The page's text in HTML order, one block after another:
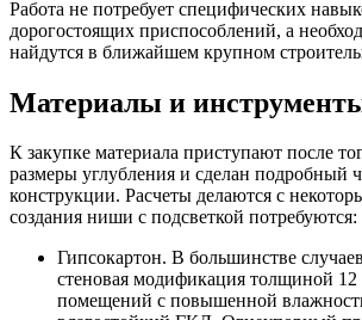
Работа не потребует специфических
дорогостоящих приспособлений, а
найдутся в ближайшем крупном
Материалы и
К закупке материала приступают после
размеры углубления и сделан подробный
конструкции. Расчеты делаются с
создания ниши с подсветкой потребуются:
Гипсокартон. В большинстве
стеновая модификация толщиной
помещений с повышенной